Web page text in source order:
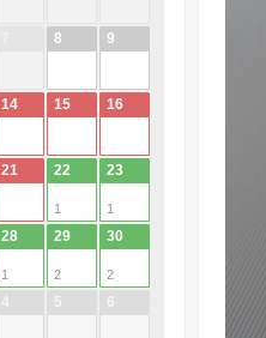
8 9
14 15 16
21 22
1
23
1
28
1
29
2
30
2
4 5 6